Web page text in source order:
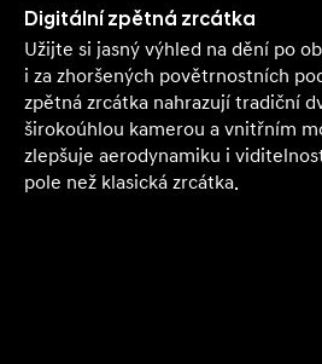
Digitální zpětná zrcátka
Užijte si jasný výhled na dění po
i za zhoršených povětrnostních
zpětná zrcátka nahrazují tradiční
širokoúhlou kamerou a vnitřním
zlepšuje aerodynamiku i
pole než klasická zrcátka.